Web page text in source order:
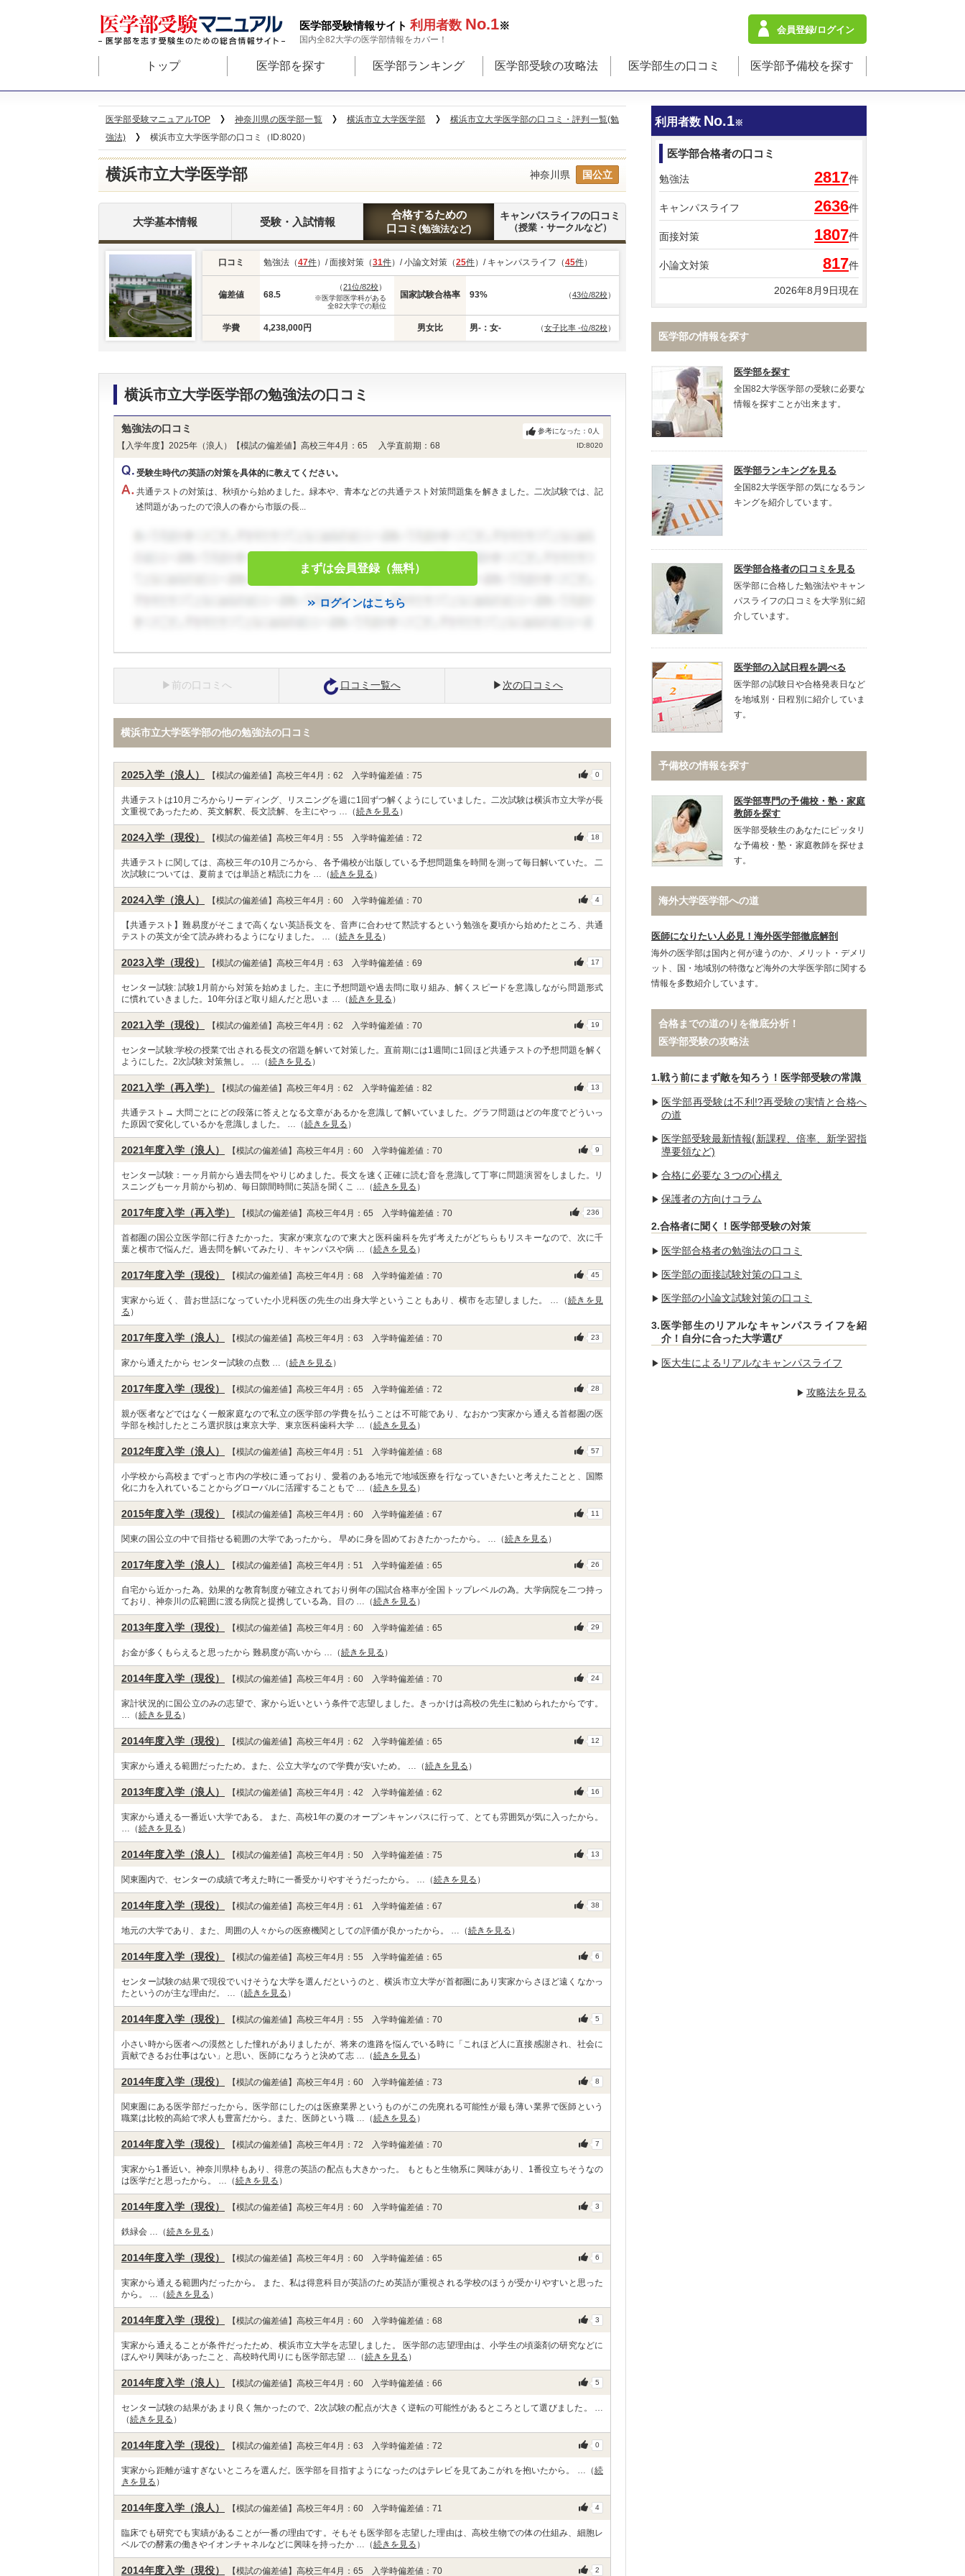
医学部受験情報サイト 利用者数 No.1※
国内全82大学の医学部情報をカバー！
会員登録/ログイン
トップ 医学部を探す 医学部ランキング 医学部受験の攻略法 医学部生の口コミ 医学部予備校を探す
医学部受験マニュアルTOP 神奈川県の医学部一覧 横浜市立大学医学部
横浜市立大学医学部の口コミ・評判一覧(勉
強法)
横浜市立大学医学部の口コミ（ID:8020）
横浜市立大学医学部 神奈川県 国公立
大学基本情報 受験・入試情報
合格するための
口コミ (勉強法など)
キャンパスライフの口コミ
（授業・サークルなど）
口コミ 勉強法（47件）/ 面接対策（31件）/ 小論文対策（25件）/ キャンパスライフ（45件）
偏差値 68.5
（21位/82校）
※医学部医学科がある
全82大学での順位
国家試験合格率 93% （43位/82校）
学費 4,238,000円 男女比 男-：女- （女子比率 -位/82校）
横浜市立大学医学部の勉強法の口コミ
勉強法の口コミ
【入学年度】2025年（浪人）【模試の偏差値】高校三年4月：65 入学直前期：68 ID:8020
参考になった： 0人
受験生時代の英語の対策を具体的に教えてください。
共通テストの対策は、秋頃から始めました。緑本や、青本などの共通テスト対策問題集を解きました。二次試験では、記
述問題があったので浪人の春から市販の長...
まずは会員登録（無料）
ログインはこちら
前の口コミへ 口コミ一覧へ 次の口コミへ
横浜市立大学医学部の他の勉強法の口コミ
2025入学（浪人） 【模試の偏差値】高校三年4月：62 入学時偏差値：75 0
共通テストは10月ごろからリーディング、リスニングを週に1回ずつ解くようにしていました。二次試験は横浜市立大学が長
文重視であったため、英文解釈、長文読解、を主にやっ …（続きを見る ）
2024入学（現役） 【模試の偏差値】高校三年4月：55 入学時偏差値：72 18
共通テストに関しては、高校三年の10月ごろから、各予備校が出版している予想問題集を時間を測って毎日解いていた。 二
次試験については、夏前までは単語と精読に力を …（続きを見る ）
2024入学（浪人） 【模試の偏差値】高校三年4月：60 入学時偏差値：70 4
【共通テスト】難易度がそこまで高くない英語長文を、音声に合わせて黙読するという勉強を夏頃から始めたところ、共通
テストの英文が全て読み終わるようになりました。 …（続きを見る ）
2023入学（現役） 【模試の偏差値】高校三年4月：63 入学時偏差値：69 17
センター試験: 試験1月前から対策を始めました。主に予想問題や過去問に取り組み、解くスピードを意識しながら問題形式
に慣れていきました。10年分ほど取り組んだと思いま …（続きを見る ）
2021入学（現役） 【模試の偏差値】高校三年4月：62 入学時偏差値：70 19
センター試験:学校の授業で出される長文の宿題を解いて対策した。直前期には1週間に1回ほど共通テストの予想問題を解く
ようにした。2次試験:対策無し。 …（続きを見る ）
2021入学（再入学） 【模試の偏差値】高校三年4月：62 入学時偏差値：82 13
共通テスト→ 大問ごとにどの段落に答えとなる文章があるかを意識して解いていました。グラフ問題はどの年度でどういっ
た原因で変化しているかを意識しました。 …（続きを見る ）
2021年度入学（浪人） 【模試の偏差値】高校三年4月：60 入学時偏差値：70 9
センター試験：一ヶ月前から過去問をやりじめました。長文を速く正確に読む音を意識して丁寧に問題演習をしました。リ
スニングも一ヶ月前から初め、毎日隙間時間に英語を聞くこ …（続きを見る ）
2017年度入学（再入学） 【模試の偏差値】高校三年4月：65 入学時偏差値：70 236
首都圏の国公立医学部に行きたかった。実家が東京なので東大と医科歯科を先ず考えたがどちらもリスキーなので、次に千
葉と横市で悩んだ。過去問を解いてみたり、キャンパスや病 …（続きを見る ）
2017年度入学（現役） 【模試の偏差値】高校三年4月：68 入学時偏差値：70 45
実家から近く、昔お世話になっていた小児科医の先生の出身大学ということもあり、横市を志望しました。 …（続きを見
る ）
2017年度入学（浪人） 【模試の偏差値】高校三年4月：63 入学時偏差値：70 23
家から通えたから センター試験の点数 …（続きを見る ）
2017年度入学（現役） 【模試の偏差値】高校三年4月：65 入学時偏差値：72 28
親が医者などではなく一般家庭なので私立の医学部の学費を払うことは不可能であり、なおかつ実家から通える首都圏の医
学部を検討したところ選択肢は東京大学、東京医科歯科大学 …（続きを見る ）
2012年度入学（浪人） 【模試の偏差値】高校三年4月：51 入学時偏差値：68 57
小学校から高校までずっと市内の学校に通っており、愛着のある地元で地域医療を行なっていきたいと考えたことと、国際
化に力を入れていることからグローバルに活躍することもで …（続きを見る ）
2015年度入学（現役） 【模試の偏差値】高校三年4月：60 入学時偏差値：67 11
関東の国公立の中で目指せる範囲の大学であったから。 早めに身を固めておきたかったから。 …（続きを見る ）
2017年度入学（浪人） 【模試の偏差値】高校三年4月：51 入学時偏差値：65 26
自宅から近かった為。効果的な教育制度が確立されており例年の国試合格率が全国トップレベルの為。大学病院を二つ持っ
ており、神奈川の広範囲に渡る病院と提携している為。目の …（続きを見る ）
2013年度入学（現役） 【模試の偏差値】高校三年4月：60 入学時偏差値：65 29
お金が多くもらえると思ったから 難易度が高いから …（続きを見る ）
2014年度入学（現役） 【模試の偏差値】高校三年4月：60 入学時偏差値：70 24
家計状況的に国公立のみの志望で、家から近いという条件で志望しました。きっかけは高校の先生に勧められたからです。
…（続きを見る ）
2014年度入学（現役） 【模試の偏差値】高校三年4月：62 入学時偏差値：65 12
実家から通える範囲だったため。また、公立大学なので学費が安いため。 …（続きを見る ）
2013年度入学（浪人） 【模試の偏差値】高校三年4月：42 入学時偏差値：62 16
実家から通える一番近い大学である。 また、高校1年の夏のオープンキャンパスに行って、とても雰囲気が気に入ったから。
…（続きを見る ）
2014年度入学（浪人） 【模試の偏差値】高校三年4月：50 入学時偏差値：75 13
関東圏内で、センターの成績で考えた時に一番受かりやすそうだったから。 …（続きを見る ）
2014年度入学（現役） 【模試の偏差値】高校三年4月：61 入学時偏差値：67 38
地元の大学であり、また、周囲の人々からの医療機関としての評価が良かったから。 …（続きを見る ）
2014年度入学（現役） 【模試の偏差値】高校三年4月：55 入学時偏差値：65 6
センター試験の結果で現役でいけそうな大学を選んだというのと、横浜市立大学が首都圏にあり実家からさほど遠くなかっ
たというのが主な理由だ。 …（続きを見る ）
2014年度入学（現役） 【模試の偏差値】高校三年4月：55 入学時偏差値：70 5
小さい時から医者への漠然とした憧れがありましたが、将来の進路を悩んでいる時に「これほど人に直接感謝され、社会に
貢献できるお仕事はない」と思い、医師になろうと決めて志 …（続きを見る ）
2014年度入学（現役） 【模試の偏差値】高校三年4月：60 入学時偏差値：73 8
関東圏にある医学部だったから。医学部にしたのは医療業界というものがこの先廃れる可能性が最も薄い業界で医師という
職業は比較的高給で求人も豊富だから。また、医師という職 …（続きを見る ）
2014年度入学（現役） 【模試の偏差値】高校三年4月：72 入学時偏差値：70 7
実家から1番近い。神奈川県枠もあり、得意の英語の配点も大きかった。 もともと生物系に興味があり、1番役立ちそうなの
は医学だと思ったから。 …（続きを見る ）
2014年度入学（現役） 【模試の偏差値】高校三年4月：60 入学時偏差値：70 3
鉄緑会 …（続きを見る ）
2014年度入学（現役） 【模試の偏差値】高校三年4月：60 入学時偏差値：65 6
実家から通える範囲内だったから。 また、私は得意科目が英語のため英語が重視される学校のほうが受かりやすいと思った
から。 …（続きを見る ）
2014年度入学（現役） 【模試の偏差値】高校三年4月：60 入学時偏差値：68 3
実家から通えることが条件だったため、横浜市立大学を志望しました。 医学部の志望理由は、小学生の頃薬剤の研究などに
ぼんやり興味があったこと、高校時代周りにも医学部志望 …（続きを見る ）
2014年度入学（浪人） 【模試の偏差値】高校三年4月：60 入学時偏差値：66 5
センター試験の結果があまり良く無かったので、2次試験の配点が大きく逆転の可能性があるところとして選びました。 …
（続きを見る ）
2014年度入学（現役） 【模試の偏差値】高校三年4月：63 入学時偏差値：72 0
実家から距離が遠すぎないところを選んだ。医学部を目指すようになったのはテレビを見てあこがれを抱いたから。 …（続
きを見る ）
2014年度入学（浪人） 【模試の偏差値】高校三年4月：60 入学時偏差値：71 4
臨床でも研究でも実績があることが一番の理由です。そもそも医学部を志望した理由は、高校生物での体の仕組み、細胞レ
ベルでの酵素の働きやイオンチャネルなどに興味を持ったか …（続きを見る ）
2014年度入学（現役） 【模試の偏差値】高校三年4月：65 入学時偏差値：70 2
利用者数 No.1※
医学部合格者の口コミ
勉強法 2817件
キャンパスライフ 2636件
面接対策 1807件
小論文対策 817件
2026年8月9日現在
医学部の情報を探す
医学部を探す
全国82大学医学部の受験に必要な
情報を探すことが出来ます。
医学部ランキングを見る
全国82大学医学部の気になるラン
キングを紹介しています。
医学部合格者の口コミを見る
医学部に合格した勉強法やキャン
パスライフの口コミを大学別に紹
介しています。
医学部の入試日程を調べる
医学部の試験日や合格発表日など
を地域別・日程別に紹介していま
す。
予備校の情報を探す
医学部専門の予備校・塾・家庭
教師を探す
医学部受験生のあなたにピッタリ
な予備校・塾・家庭教師を探せま
す。
海外大学医学部への道
医師になりたい人必見！海外医学部徹底解剖
海外の医学部は国内と何が違うのか、メリット・デメリ
ット、国・地域別の特徴など海外の大学医学部に関する
情報を多数紹介しています。
合格までの道のりを徹底分析！
医学部受験の攻略法
1.戦う前にまず敵を知ろう！医学部受験の常識
医学部再受験は不利!?再受験の実情と合格へ
の道
医学部受験最新情報(新課程、倍率、新学習指
導要領など)
合格に必要な３つの心構え
保護者の方向けコラム
2.合格者に聞く！医学部受験の対策
医学部合格者の勉強法の口コミ
医学部の面接試験対策の口コミ
医学部の小論文試験対策の口コミ
3.医学部生のリアルなキャンパスライフを紹
介！自分に合った大学選び
医大生によるリアルなキャンパスライフ
攻略法を見る